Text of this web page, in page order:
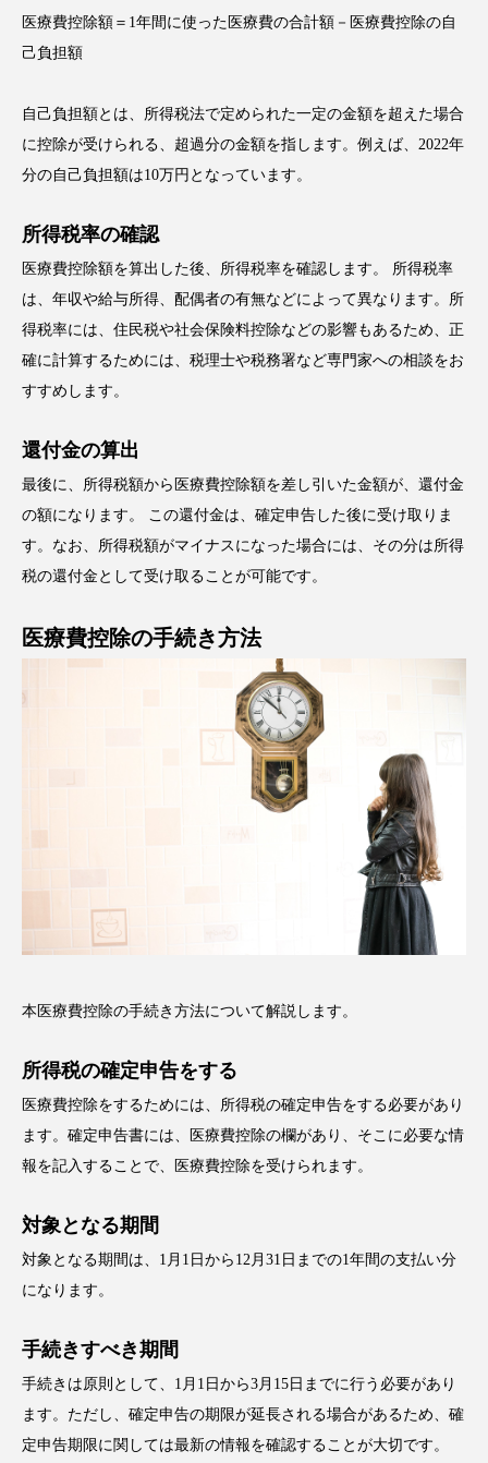
医療費控除額＝1年間に使った医療費の合計額－医療費控除の自
己負担額
自己負担額とは、所得税法で定められた一定の金額を超えた場合
に控除が受けられる、超過分の金額を指します。例えば、2022年
分の自己負担額は10万円となっています。
所得税率の確認
医療費控除額を算出した後、所得税率を確認します。 所得税率
は、年収や給与所得、配偶者の有無などによって異なります。所
得税率には、住民税や社会保険料控除などの影響もあるため、正
確に計算するためには、税理士や税務署など専門家への相談をお
すすめします。
還付金の算出
最後に、所得税額から医療費控除額を差し引いた金額が、還付金
の額になります。 この還付金は、確定申告した後に受け取りま
す。なお、所得税額がマイナスになった場合には、その分は所得
税の還付金として受け取ることが可能です。
医療費控除の手続き方法
本医療費控除の手続き方法について解説します。
所得税の確定申告をする
医療費控除をするためには、所得税の確定申告をする必要があり
ます。確定申告書には、医療費控除の欄があり、そこに必要な情
報を記入することで、医療費控除を受けられます。
対象となる期間
対象となる期間は、1月1日から12月31日までの1年間の支払い分
になります。
手続きすべき期間
手続きは原則として、1月1日から3月15日までに行う必要があり
ます。ただし、確定申告の期限が延長される場合があるため、確
定申告期限に関しては最新の情報を確認することが大切です。